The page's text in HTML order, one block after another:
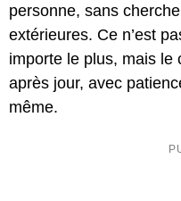
personne, sans
extérieures. Ce n’est
importe le plus, mais le
après jour, avec
même.